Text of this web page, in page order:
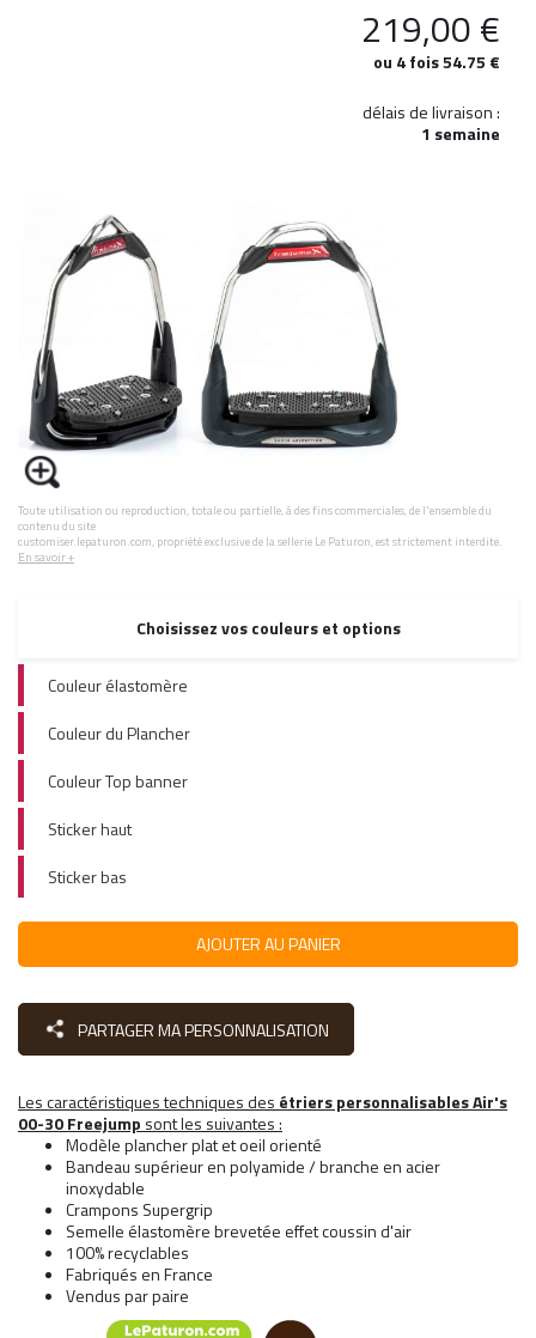
219,00€
ou 4 fois 54.75 €
délais de livraison :
1 semaine
Toute utilisation ou reproduction, totale ou partielle, à des fins commerciales, de l'ensemble du
contenu du site
customiser.lepaturon.com, propriété exclusive de la sellerie Le Paturon, est strictement interdite.
En savoir +
Choisissez vos couleurs et options
Couleur élastomère
Couleur du Plancher
Couleur Top banner
Sticker haut
Sticker bas
AJOUTER AU PANIER
PARTAGER MA PERSONNALISATION
Les caractéristiques techniques des étriers personnalisables Air's
00-30 Freejump sont les suivantes :
Modèle plancher plat et oeil orienté
Bandeau supérieur en polyamide / branche en acier
inoxydable
Crampons Supergrip
Semelle élastomère brevetée effet coussin d'air
100% recyclables
Fabriqués en France
Vendus par paire